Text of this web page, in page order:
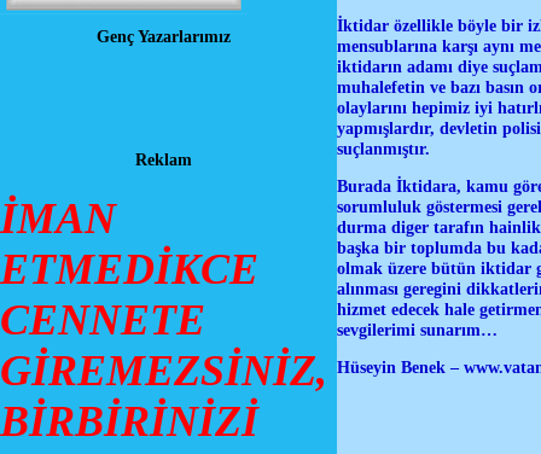
Genç Yazarlarımız
Reklam
İMAN
ETMEDİKCE
CENNETE
GİREMEZSİNİZ,
BİRBİRİNİZİ
İktidar özellikle böyle bir
mensublarına karşı aynı
iktidarın adamı diye
muhalefetin ve bazı basın
olaylarını hepimiz iyi
yapmışlardır, devletin
suçlanmıştır.
Burada İktidara, kamu
sorumluluk göstermesi
durma diger tarafın hainlik
başka bir toplumda bu
olmak üzere bütün iktidar
alınması geregini
hizmet edecek hale
sevgilerimi sunarım…
Hüseyin Benek –